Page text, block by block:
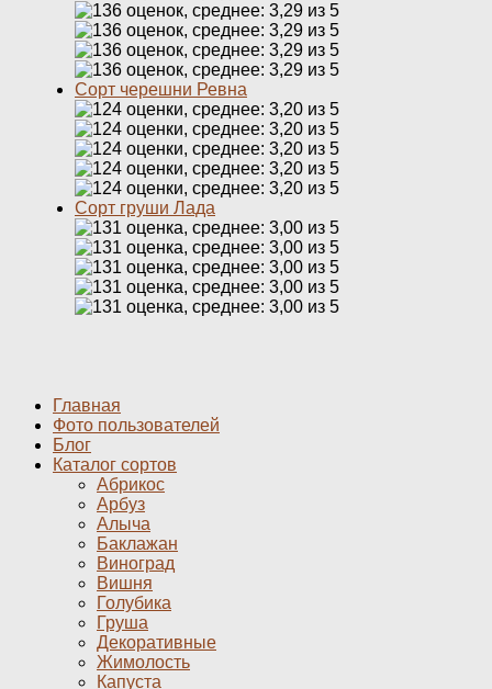
Сорт черешни Ревна
Сорт груши Лада
Главная
Фото пользователей
Блог
Каталог сортов
Абрикос
Арбуз
Алыча
Баклажан
Виноград
Вишня
Голубика
Груша
Декоративные
Жимолость
Капуста